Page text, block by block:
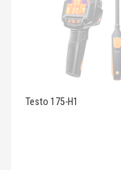
Testo 175-H1